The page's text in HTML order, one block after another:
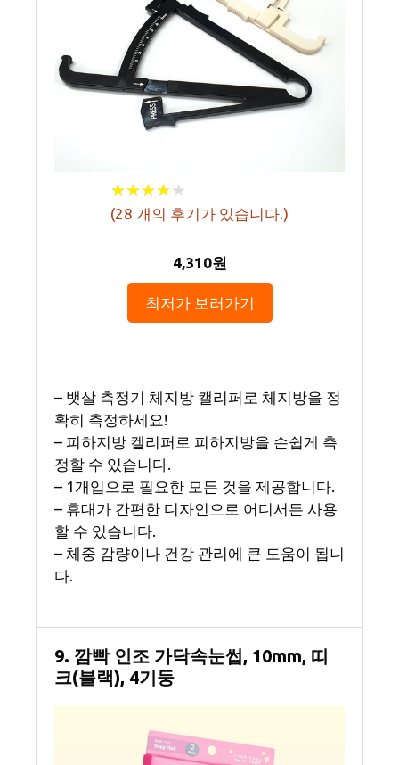
★★★★★
★★★★★
(28 개의 후기가 있습니다.)
4,310원
최저가 보러가기
– 뱃살 측정기 체지방 캘리퍼로 체지방을 정
확히 측정하세요!
– 피하지방 켈리퍼로 피하지방을 손쉽게 측
정할 수 있습니다.
– 1개입으로 필요한 모든 것을 제공합니다.
– 휴대가 간편한 디자인으로 어디서든 사용
할 수 있습니다.
– 체중 감량이나 건강 관리에 큰 도움이 됩니
다.
9. 깜빡 인조 가닥속눈썹, 10mm, 띠
크(블랙), 4기둥